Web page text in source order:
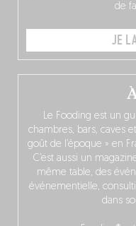
Le Fooding est un
chambres, bars, caves
goût de l’époque » en
C’est aussi un
même table, des
événementielle,
dans
de
JE